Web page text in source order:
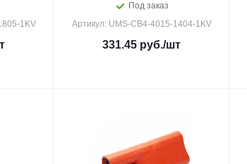
1KV
Под заказ
Артикул: UMS-CB4-4015-1404-1KV
331.45 руб./шт